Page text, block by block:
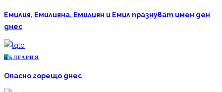
Емилия, Емилияна, Емилиян и Емил празнуват имен ден
днес
Б ЪЛГАРИЯ
Опасно горещо днес